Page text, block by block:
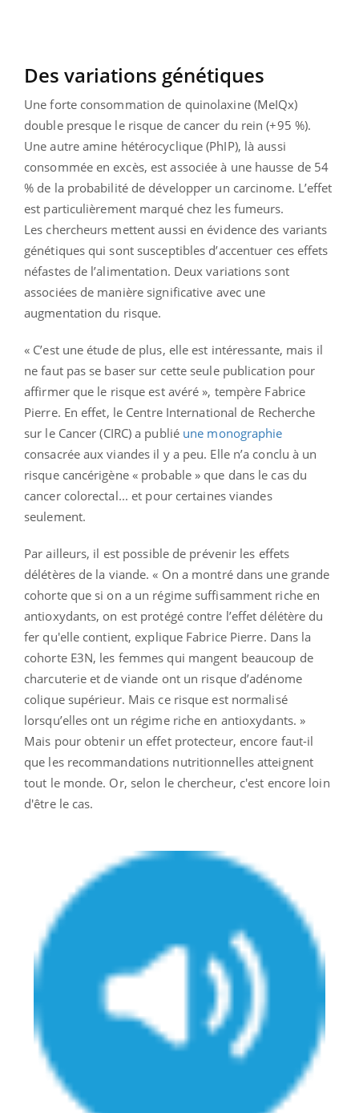
Des variations génétiques
Une forte consommation de quinolaxine (MeIQx)
double presque le risque de cancer du rein (+95 %).
Une autre amine hétérocyclique (PhIP), là aussi
consommée en excès, est associée à une hausse de 54
% de la probabilité de développer un carcinome. L’effet
est particulièrement marqué chez les fumeurs.
Les chercheurs mettent aussi en évidence des variants
génétiques qui sont susceptibles d’accentuer ces effets
néfastes de l’alimentation. Deux variations sont
associées de manière significative avec une
augmentation du risque.
« C’est une étude de plus, elle est intéressante, mais il
ne faut pas se baser sur cette seule publication pour
affirmer que le risque est avéré », tempère Fabrice
Pierre. En effet, le Centre International de Recherche
sur le Cancer (CIRC) a publié une monographie
consacrée aux viandes il y a peu. Elle n’a conclu à un
risque cancérigène « probable » que dans le cas du
cancer colorectal... et pour certaines viandes
seulement.
Par ailleurs, il est possible de prévenir les effets
délétères de la viande. « On a montré dans une grande
cohorte que si on a un régime suffisamment riche en
antioxydants, on est protégé contre l’effet délétère du
fer qu'elle contient, explique Fabrice Pierre. Dans la
cohorte E3N, les femmes qui mangent beaucoup de
charcuterie et de viande ont un risque d’adénome
colique supérieur. Mais ce risque est normalisé
lorsqu’elles ont un régime riche en antioxydants. »
Mais pour obtenir un effet protecteur, encore faut-il
que les recommandations nutritionnelles atteignent
tout le monde. Or, selon le chercheur, c'est encore loin
d'être le cas.